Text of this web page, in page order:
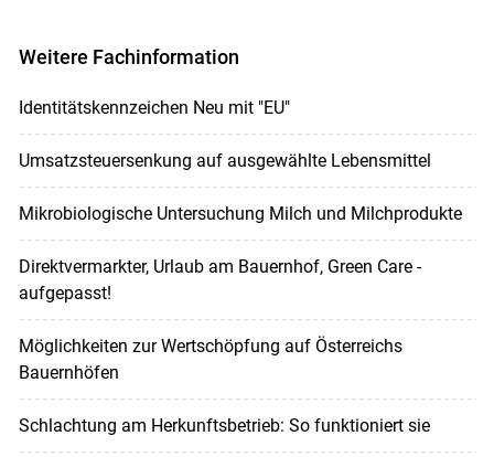
Weitere Fachinformation
Identitätskennzeichen Neu mit "EU"
Umsatzsteuersenkung auf ausgewählte Lebensmittel
Mikrobiologische Untersuchung Milch und Milchprodukte
Direktvermarkter, Urlaub am Bauernhof, Green Care -
aufgepasst!
Möglichkeiten zur Wertschöpfung auf Österreichs
Bauernhöfen
Schlachtung am Herkunftsbetrieb: So funktioniert sie